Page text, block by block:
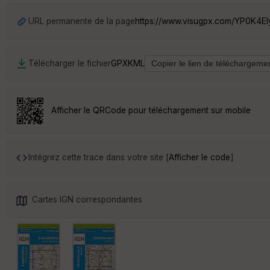
URL permanente de la pagehttps://www.visugpx.com/
Télécharger le fichierGPXKML
Afficher le QRCode pour téléchargement sur mobile
Intégrez cette trace dans votre site [Afficher le code]
Cartes IGN correspondantes